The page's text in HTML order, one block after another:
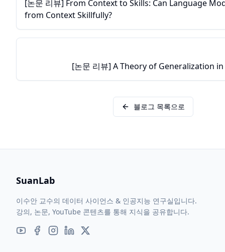
[논문 리뷰] From Context to Skills: Can Language
from Context Skillfully?
[논문 리뷰] A Theory of Generalization
블로그 목록으로
SuanLab
이수안 교수의 데이터 사이언스 & 인공지능 연구실입니다.
강의, 논문, YouTube 콘텐츠를 통해 지식을 공유합니다.